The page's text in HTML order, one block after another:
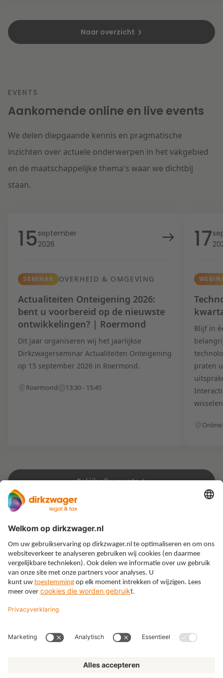
Naar overzicht
EVENTS
Aankomende online en live events
We delen diepgaande kennis en pragmatische
inzichten over actuele onderwerpen in het vakgebied
en de maatschappelijke thema's waar we dichtbij
staan.
15september
2026
SEMINAR OVERHEID & OMGEVING
Actualiteiten Onteigening 2026:
bent u voorbereid op de nieuwste
ontwikkelingen? | Roermond
Dit jaar organiseren wij het jaarlijkse
Dirkzwagerseminar Actualiteiten Onteigening
op 15 september 2026 in Roermond.
Roermond 13:30 - 15:45
17
Blijf in
praten
Online
Bekijk alle events
Expertises
Thema’s